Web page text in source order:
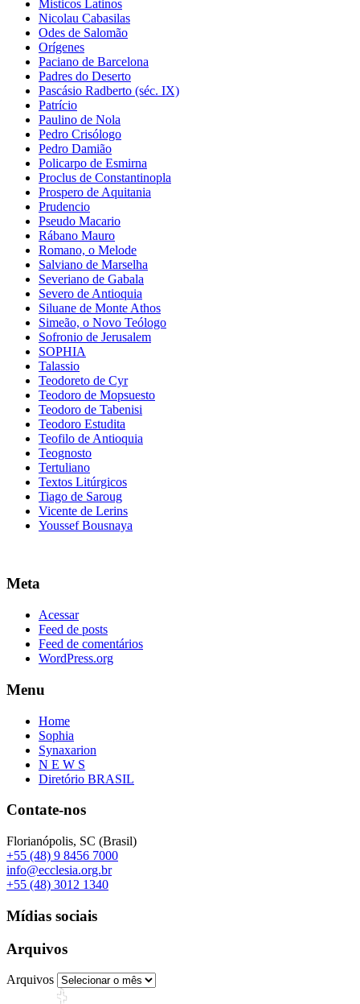
Misticos Latinos
Nicolau Cabasilas
Odes de Salomão
Orígenes
Paciano de Barcelona
Padres do Deserto
Pascásio Radberto (séc. IX)
Patrício
Paulino de Nola
Pedro Crisólogo
Pedro Damião
Policarpo de Esmirna
Proclus de Constantinopla
Prospero de Aquitania
Prudencio
Pseudo Macario
Rábano Mauro
Romano, o Melode
Salviano de Marselha
Severiano de Gabala
Severo de Antioquia
Siluane de Monte Athos
Simeão, o Novo Teólogo
Sofronio de Jerusalem
SOPHIA
Talassio
Teodoreto de Cyr
Teodoro de Mopsuesto
Teodoro de Tabenisi
Teodoro Estudita
Teofilo de Antioquia
Teognosto
Tertuliano
Textos Litúrgicos
Tiago de Saroug
Vicente de Lerins
Youssef Bousnaya
Meta
Acessar
Feed de posts
Feed de comentários
WordPress.org
Menu
Home
Sophia
Synaxarion
N E W S
Diretório BRASIL
Contate-nos
Florianópolis, SC (Brasil)
+55 (48) 9 8456 7000
info@ecclesia.org.br
+55 (48) 3012 1340
Mídias sociais
Arquivos
Arquivos